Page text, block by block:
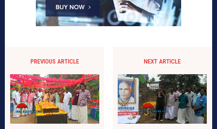
PREVIOUS ARTICLE NEXT ARTICLE